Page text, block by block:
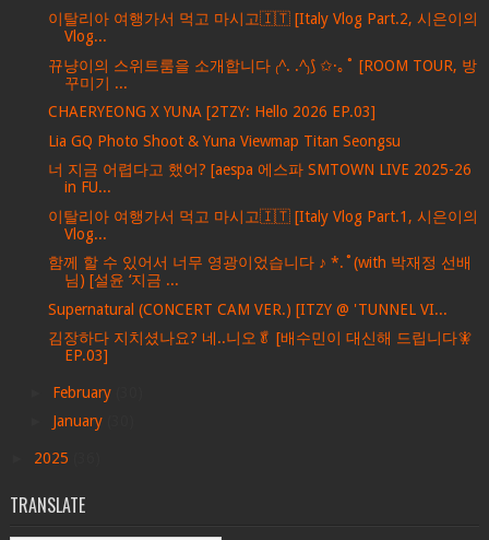
이탈리아 여행가서 먹고 마시고🇮🇹 [Italy Vlog Part.2, 시은이의
Vlog...
뀨냥이의 스위트룸을 소개합니다 ₍^. .^₎⟆ ✩·｡˚ [ROOM TOUR, 방
꾸미기 ...
CHAERYEONG X YUNA [2TZY: Hello 2026 EP.03]
Lia GQ Photo Shoot & Yuna Viewmap Titan Seongsu
너 지금 어렵다고 했어? [aespa 에스파 SMTOWN LIVE 2025-26
in FU...
이탈리아 여행가서 먹고 마시고🇮🇹 [Italy Vlog Part.1, 시은이의
Vlog...
함께 할 수 있어서 너무 영광이었습니다 ♪ *.˚(with 박재정 선배
님) [설윤 ‘지금 ...
Supernatural (CONCERT CAM VER.) [ITZY @ 'TUNNEL VI...
김장하다 지치셨나요? 네..니오🥬 [배수민이 대신해 드립니다🧚
EP.03]
February
January
2025
TRANSLATE